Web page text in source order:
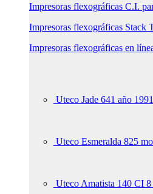
Impresoras flexográficas C.I.
Impresoras flexográficas Stack
Impresoras flexográficas en
Uteco Jade 641 año 1991
Uteco Esmeralda 825
Uteco Amatista 140 CI 8